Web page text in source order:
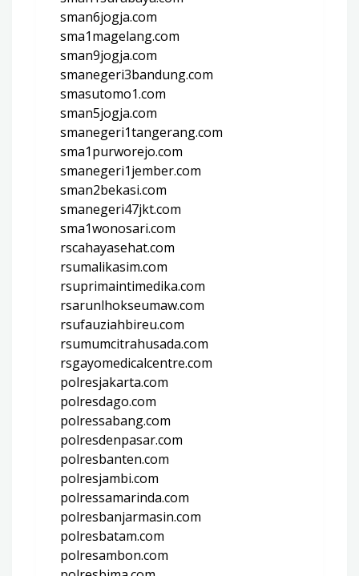
sman6jogja.com
sma1magelang.com
sman9jogja.com
smanegeri3bandung.com
smasutomo1.com
sman5jogja.com
smanegeri1tangerang.com
sma1purworejo.com
smanegeri1jember.com
sman2bekasi.com
smanegeri47jkt.com
sma1wonosari.com
rscahayasehat.com
rsumalikasim.com
rsuprimaintimedika.com
rsarunlhokseumaw.com
rsufauziahbireu.com
rsumumcitrahusada.com
rsgayomedicalcentre.com
polresjakarta.com
polresdago.com
polressabang.com
polresdenpasar.com
polresbanten.com
polresjambi.com
polressamarinda.com
polresbanjarmasin.com
polresbatam.com
polresambon.com